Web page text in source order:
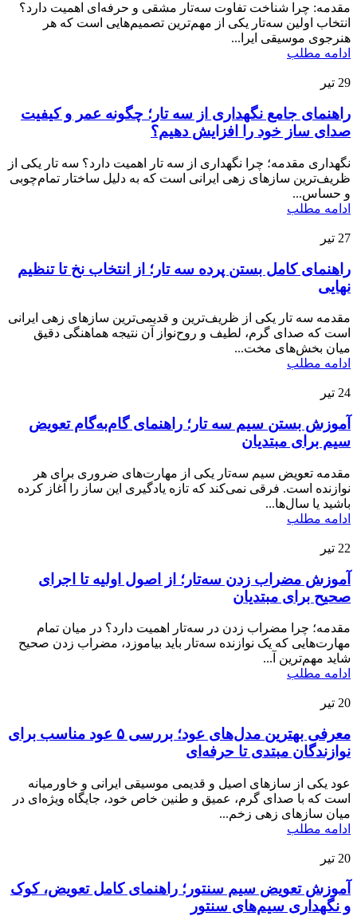
مقدمه: چرا شناخت تفاوت سه‌تار مشقی و حرفه‌ای اهمیت دارد؟
انتخاب اولین سه‌تار یکی از مهم‌ترین تصمیم‌هایی است که هر
هنرجوی موسیقی ایرا...
ادامه مطلب
29 تیر
راهنمای جامع نگهداری از سه تار؛ چگونه عمر و کیفیت
صدای ساز خود را افزایش دهیم؟
نگهداری مقدمه؛ چرا نگهداری از سه تار اهمیت دارد؟ سه تار یکی از
ظریف‌ترین سازهای زهی ایرانی است که به دلیل ساختار تمام‌چوبی
و حساس...
ادامه مطلب
27 تیر
راهنمای کامل بستن پرده سه تار؛ از انتخاب نخ تا تنظیم
نهایی
مقدمه سه تار یکی از ظریف‌ترین و قدیمی‌ترین سازهای زهی ایرانی
است که صدای گرم، لطیف و روح‌نواز آن نتیجه هماهنگی دقیق
میان بخش‌های مخت...
ادامه مطلب
24 تیر
آموزش بستن سیم سه تار؛ راهنمای گام‌به‌گام تعویض
سیم برای مبتدیان
مقدمه تعویض سیم سه‌تار یکی از مهارت‌های ضروری برای هر
نوازنده است. فرقی نمی‌کند که تازه یادگیری این ساز را آغاز کرده
باشید یا سال‌ها...
ادامه مطلب
22 تیر
آموزش مضراب زدن سه‌تار؛ از اصول اولیه تا اجرای
صحیح برای مبتدیان
مقدمه؛ چرا مضراب زدن در سه‌تار اهمیت دارد؟ در میان تمام
مهارت‌هایی که یک نوازنده سه‌تار باید بیاموزد، مضراب زدن صحیح
شاید مهم‌ترین آ...
ادامه مطلب
20 تیر
معرفی بهترین مدل‌های عود؛ بررسی ۵ عود مناسب برای
نوازندگان مبتدی تا حرفه‌ای
عود یکی از سازهای اصیل و قدیمی موسیقی ایرانی و خاورمیانه
است که با صدای گرم، عمیق و طنین خاص خود، جایگاه ویژه‌ای در
میان سازهای زهی زخم...
ادامه مطلب
20 تیر
آموزش تعویض سیم سنتور؛ راهنمای کامل تعویض، کوک
و نگهداری سیم‌های سنتور